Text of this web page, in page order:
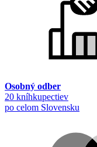
Osobný odber
20 kníhkupectiev
po celom Slovensku